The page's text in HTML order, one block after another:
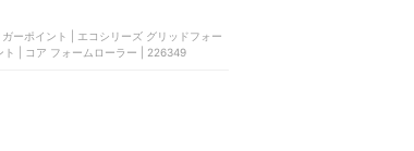
ーポイント | エコシリーズ グリッドフォー
ト | コア フォームローラー | 226349